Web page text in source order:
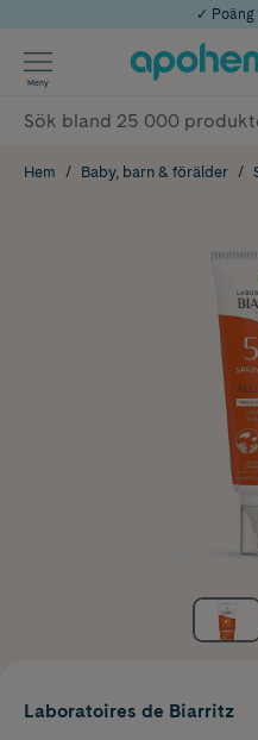
Årets Butik
Använd kod:
✓ Rådgivning från
✓ Poäng
Meny
Hem Baby, barn & förälder
Laboratoires de Biarritz